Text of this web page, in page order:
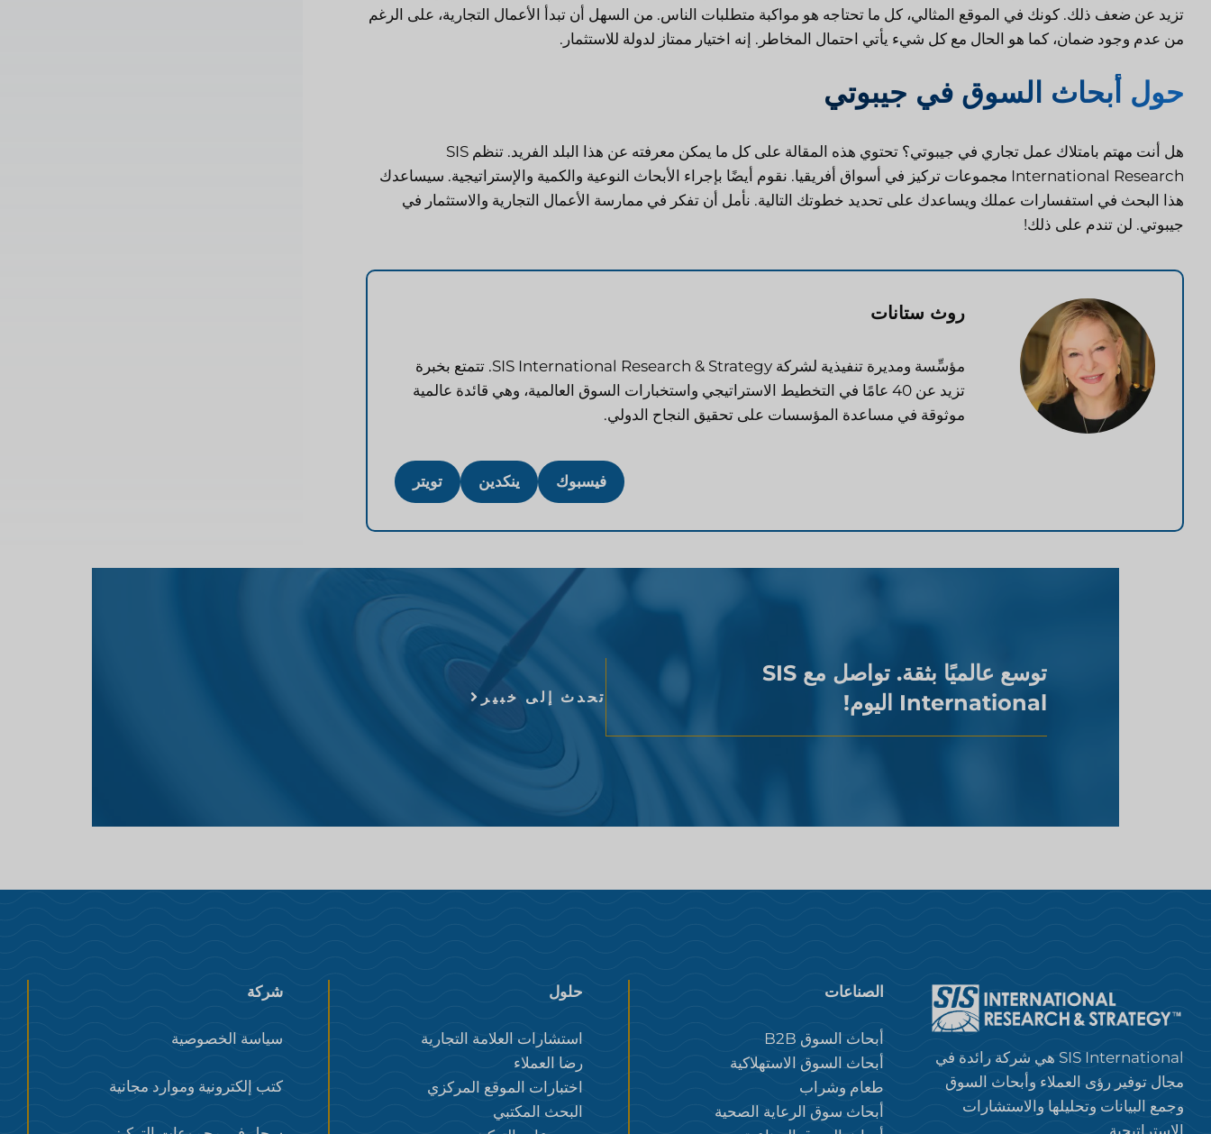
تزيد عن ضعف ذلك. كونك في الموقع المثالي، كل ما تحتاجه هو مواكبة متطلبات الناس. من السهل أن تبدأ الأعمال التجارية، على الرغم
من عدم وجود ضمان، كما هو الحال مع كل شيء يأتي احتمال المخاطر. إنه اختيار ممتاز لدولة للاستثمار.
حول أبحاث السوق في جيبوتي
هل أنت مهتم بامتلاك عمل تجاري في جيبوتي؟ تحتوي هذه المقالة على كل ما يمكن معرفته عن هذا البلد الفريد. تنظم SIS
International Research مجموعات تركيز في أسواق أفريقيا. نقوم أيضًا بإجراء الأبحاث النوعية والكمية والإستراتيجية. سيساعدك
هذا البحث في استفسارات عملك ويساعدك على تحديد خطوتك التالية. نأمل أن تفكر في ممارسة الأعمال التجارية والاستثمار في
جيبوتي. لن تندم على ذلك!
روث ستانات
مؤسِّسة ومديرة تنفيذية لشركة SIS International Research & Strategy. تتمتع بخبرة
تزيد عن 40 عامًا في التخطيط الاستراتيجي واستخبارات السوق العالمية، وهي قائدة عالمية
موثوقة في مساعدة المؤسسات على تحقيق النجاح الدولي.
فيسبوك ينكدين تويتر
توسع عالميًا بثقة. تواصل مع SIS
International اليوم!
تحدث إلى خبير
SIS International هي شركة رائدة في
مجال توفير رؤى العملاء وأبحاث السوق
وجمع البيانات وتحليلها والاستشارات
الإستراتيجية.
الصناعات
أبحاث السوق B2B
أبحاث السوق الاستهلاكية
طعام وشراب
أبحاث سوق الرعاية الصحية
حلول
استشارات العلامة التجارية
رضا العملاء
اختبارات الموقع المركزي
البحث المكتبي
شركة
سياسة الخصوصية
كتب إلكترونية وموارد مجانية